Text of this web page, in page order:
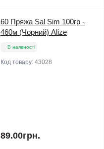
60 Пряжа Sal Sim 100гр -
460м (Чорний) Alize
В наявності
Код товару: 43028
89.00грн.